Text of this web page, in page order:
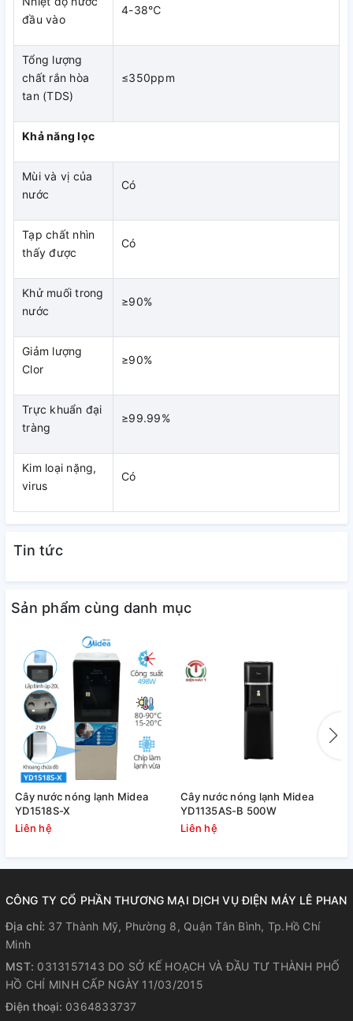
đầu vào
4-38℃
Tổng lượng
chất rắn hòa
tan (TDS)
≤350ppm
Khả năng lọc
Mùi và vị của
nước
Có
Tạp chất nhìn
thấy được
Có
Khử muối trong
nước
≥90%
Giảm lượng
Clor
≥90%
Trực khuẩn đại
tràng
≥99.99%
Kim loại nặng,
virus
Có
Tin tức
Sản phẩm cùng danh mục
Cây nước nóng lạnh Midea
YD1518S-X
Liên hệ
Cây nước nóng lạnh Midea
YD1135AS-B 500W
Liên hệ
CÔNG TY CỔ PHẦN THƯƠNG MẠI DỊCH VỤ ĐIỆN MÁY LÊ PHAN
Địa chỉ: 37 Thành Mỹ, Phường 8, Quận Tân Bình, Tp.Hồ Chí
Minh
MST: 0313157143 DO SỞ KẾ HOẠCH VÀ ĐẦU TƯ THÀNH PHỐ
HỒ CHÍ MINH CẤP NGÀY 11/03/2015
Điện thoại: 0364833737